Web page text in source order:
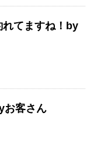
れてますね！by
お客さん